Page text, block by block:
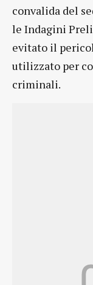
convalida del
le Indagini
evitato il
utilizzato per
criminali.